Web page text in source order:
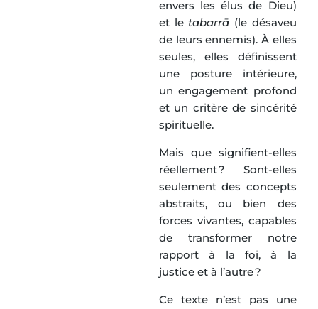
envers les élus de Dieu)
et le tabarrā (le désaveu
de leurs ennemis). À elles
seules, elles définissent
une posture intérieure,
un engagement profond
et un critère de sincérité
spirituelle.
Mais que signifient-elles
réellement ? Sont-elles
seulement des concepts
abstraits, ou bien des
forces vivantes, capables
de transformer notre
rapport à la foi, à la
justice et à l’autre ?
Ce texte n’est pas une